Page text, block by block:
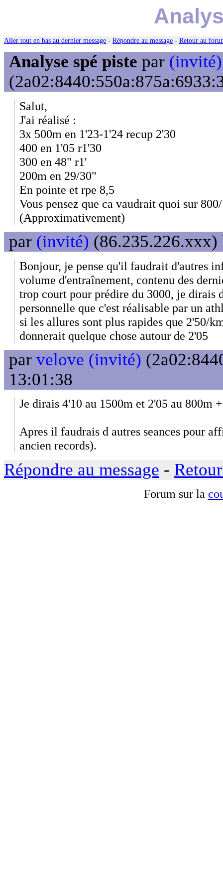
Aller tout en bas au dernier message - Répondre au message - Retour au
Analyse spé piste par (invité)
Salut,
J'ai réalisé :
3x 500m en 1'23-1'24 recup 2'30
400 en 1'05 r1'30
300 en 48" r1'
200m en 29/30"
En pointe et rpe 8,5
Vous pensez que ca vaudrait quoi sur
(Approximativement)
par (invité) (86.235.226.xxx)
Bonjour, je pense qu'il faudrait d'autres
volume d'entraînement, contenu des
trop court pour prédire du 3000, je dirais
personnelle que c'est réalisable par un
si les allures sont plus rapides que 2'50/
donnerait quelque chose autour de 2'05
par velove (invité)
13:01:38
Je dirais 4'10 au 1500m et 2'05 au 800m
Apres il faudrais d autres seances pour
ancien records).
Répondre au message -
Forum sur la